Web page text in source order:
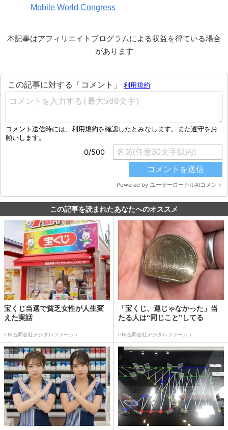
Mobile World Congress
本記事はアフィリエイトプログラムによる収益を得ている場合
があります
この記事を読まれたあなたへのオススメ
宝くじ当選で貧乏女性が人生変
えた実話
PR(合同会社デジタルファーム )
「宝くじ、運じゃなかった」当
たる人は“同じこと”してる
PR(合同会社デジタルファーム )